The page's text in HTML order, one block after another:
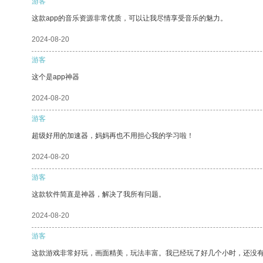
这款app的音乐资源非常优质，可以让我尽情享受音乐的魅力。
2024-08-20
游客
这个是app神器
2024-08-20
游客
超级好用的加速器，妈妈再也不用担心我的学习啦！
2024-08-20
游客
这款软件简直是神器，解决了我所有问题。
2024-08-20
游客
这款游戏非常好玩，画面精美，玩法丰富。我已经玩了好几个小时，还没